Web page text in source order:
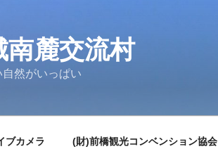
南麓交流村
然がいっぱい
ブカメラ (財)前橋観光コンベンション協会